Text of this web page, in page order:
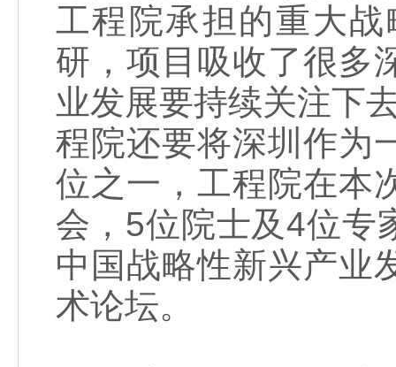
工程院承担的重大
研，项目吸收了很多
业发展要持续关注下
程院还要将深圳作为
位之一，工程院在本
会，5位院士及4位专
中国战略性新兴产业
术论坛。